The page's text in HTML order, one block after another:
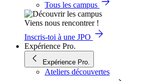
Tous les campus
Viens nous rencontrer !
Inscris-toi à une JPO
Expérience Pro.
Expérience Pro.
Ateliers découvertes